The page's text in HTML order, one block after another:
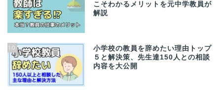
こそわかるメリットを元中学教員が
解説
10
小学校の教員を辞めたい理由トップ
５と解決策、先生達150人との相談
内容を大公開